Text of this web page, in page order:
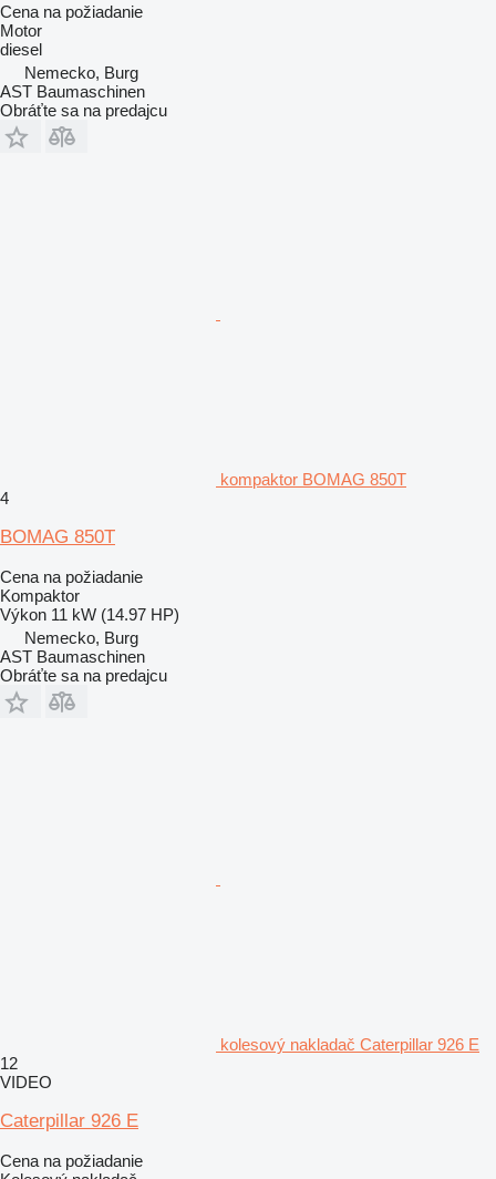
Cena na požiadanie
Motor
diesel
Nemecko, Burg
AST Baumaschinen
Obráťte sa na predajcu
kompaktor BOMAG 850T
4
BOMAG 850T
Cena na požiadanie
Kompaktor
Výkon 11 kW (14.97 HP)
Nemecko, Burg
AST Baumaschinen
Obráťte sa na predajcu
kolesový nakladač Caterpillar 926 E
12
VIDEO
Caterpillar 926 E
Cena na požiadanie